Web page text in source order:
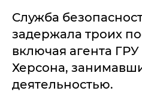
Служба
задержала троих
включая агента
Херсона,
деятельностью.